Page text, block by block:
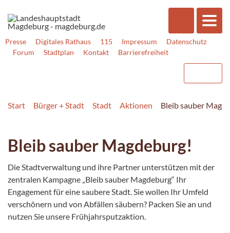
Presse Digitales Rathaus 115 Impressum
Datenschutz
Forum
Stadtplan Kontakt Barrierefreiheit
Start Bürger + Stadt Stadt Aktionen Bleib sauber
Bleib sauber Magdeburg!
Die Stadtverwaltung und ihre Partner unterstützen mit der
zentralen Kampagne „Bleib sauber Magdeburg“ Ihr
Engagement für eine saubere Stadt. Sie wollen Ihr Umfeld
verschönern und von Abfällen säubern? Packen Sie an und
nutzen Sie unsere Frühjahrsputzaktion.